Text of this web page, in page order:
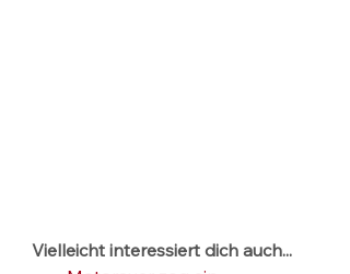
Vielleicht interessiert dich auch...